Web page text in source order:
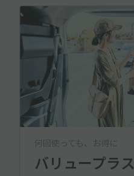
何回使っても、お得に
バリュープラス